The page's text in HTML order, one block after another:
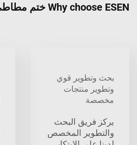
Why choose ESEN ختم مطاطي مقاوم للماء?
بحث وتطوير قوي
وتطوير منتجات
مخصصة
يركز فريق البحث
والتطوير المخصص